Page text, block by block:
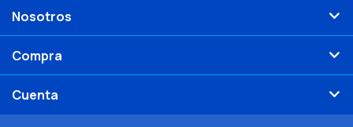
Nosotros
Compra
Cuenta